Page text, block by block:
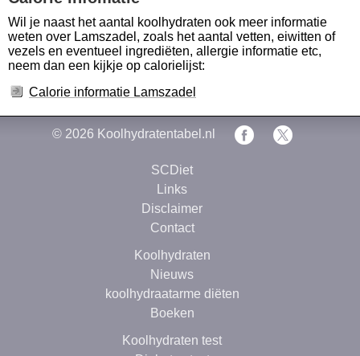
Wil je naast het aantal koolhydraten ook meer informatie
weten over Lamszadel, zoals het aantal vetten, eiwitten of
vezels en eventueel ingrediëten, allergie informatie etc,
neem dan een kijkje op calorielijst:
Calorie informatie Lamszadel
© 2026 Koolhydratentabel.nl
SCDiet
Links
Disclaimer
Contact
Koolhydraten
Nieuws
koolhydraatarme diëten
Boeken
Koolhydraten test